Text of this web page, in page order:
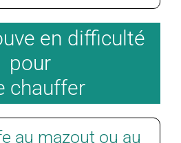
en difficulté
pour
chauffer
au mazout ou au